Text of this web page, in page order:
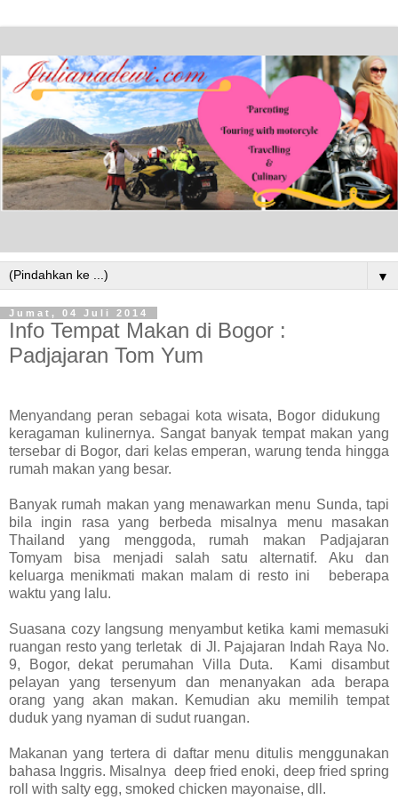
▼
Jumat, 04 Juli 2014
Info Tempat Makan di Bogor :
Padjajaran Tom Yum
Menyandang peran sebagai kota wisata, Bogor didukung
keragaman kulinernya. Sangat banyak tempat makan yang
tersebar di Bogor, dari kelas emperan, warung tenda hingga
rumah makan yang besar.
Banyak rumah makan yang menawarkan menu Sunda, tapi
bila ingin rasa yang berbeda misalnya menu masakan
Thailand yang menggoda, rumah makan Padjajaran
Tomyam bisa menjadi salah satu alternatif. Aku dan
keluarga menikmati makan malam di resto ini beberapa
waktu yang lalu.
Suasana cozy langsung menyambut ketika kami memasuki
ruangan resto yang terletak di Jl. Pajajaran Indah Raya No.
9, Bogor, dekat perumahan Villa Duta. Kami disambut
pelayan yang tersenyum dan menanyakan ada berapa
orang yang akan makan. Kemudian aku memilih tempat
duduk yang nyaman di sudut ruangan.
Makanan yang tertera di daftar menu ditulis menggunakan
bahasa Inggris. Misalnya deep fried enoki, deep fried spring
roll with salty egg, smoked chicken mayonaise, dll.